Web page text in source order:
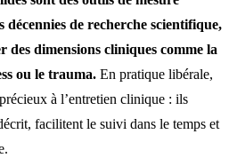
décennies de recherche scientifique,
dimensions cliniques comme la
ou le trauma. En pratique libérale,
à l’entretien clinique : ils
facilitent le suivi dans le temps et